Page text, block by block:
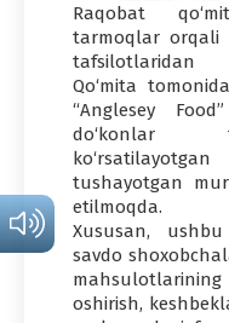
Raqobat
tarmoqlar orqali
tafsilotlaridan
Qo‘mita
“Anglesey
do‘konlar
tushayotgan
etilmoqda.
Xususan,
savdo
oshirish,